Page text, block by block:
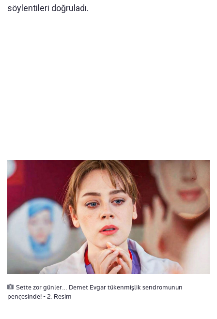
söylentileri doğruladı.
Sette zor günler… Demet Evgar tükenmişlik sendromunun
pençesinde! - 2. Resim